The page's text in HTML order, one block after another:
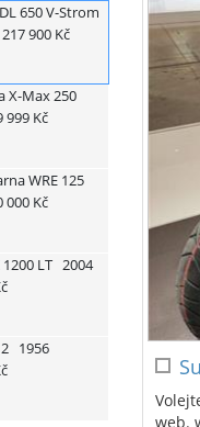
650 V-Strom
217 900 Kč
X-Max 250
999 Kč
WRE 125
000 Kč
LT 2004
1956
web.